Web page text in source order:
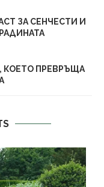
ЗА СЕНЧЕСТИ И
КОЕТО ПРЕВРЪЩА